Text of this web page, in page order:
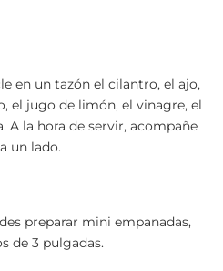
en un tazón el cilantro, el ajo,
el jugo de limón, el vinagre, el
A la hora de servir, acompañe
un lado.
preparar mini empanadas,
de 3 pulgadas.